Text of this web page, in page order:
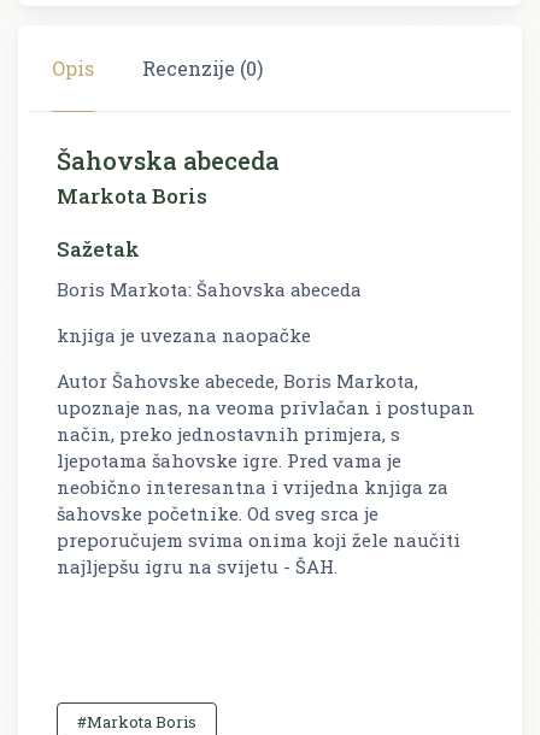
Opis Recenzije (0)
Šahovska abeceda
Markota Boris
Sažetak
Boris Markota: Šahovska abeceda
knjiga je uvezana naopačke
Autor Šahovske abecede, Boris Markota,
upoznaje nas, na veoma privlačan i postupan
način, preko jednostavnih primjera, s
ljepotama šahovske igre. Pred vama je
neobično interesantna i vrijedna knjiga za
šahovske početnike. Od sveg srca je
preporučujem svima onima koji žele naučiti
najljepšu igru na svijetu - ŠAH.
#Markota Boris